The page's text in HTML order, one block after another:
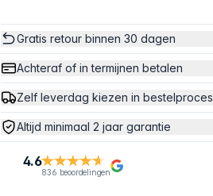
Gratis retour binnen 30 dagen
Achteraf of in termijnen betalen
Zelf leverdag kiezen in bestelproces
Altijd minimaal 2 jaar garantie
4.6
836 beoordelingen